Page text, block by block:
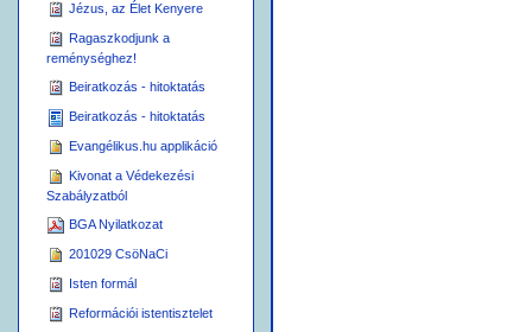
Jézus, az Élet Kenyere
Ragaszkodjunk a
reménységhez!
Beiratkozás - hitoktatás
Beiratkozás - hitoktatás
Evangélikus.hu applikáció
Kivonat a Védekezési
Szabályzatból
BGA Nyilatkozat
201029 CsöNaCi
Isten formál
Reformációi istentisztelet